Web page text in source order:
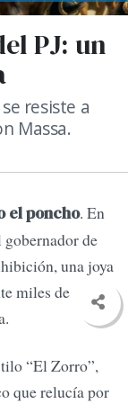
PJ: un
resiste a
Massa.
el poncho. En
de
una joya
miles de
“El Zorro”,
que relucía por